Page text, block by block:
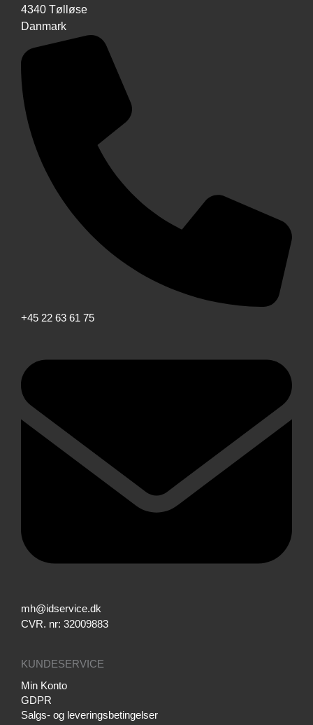
4340 Tølløse
Danmark
+45 22 63 61 75
mh@idservice.dk
CVR. nr: 32009883
KUNDESERVICE
Min Konto
GDPR
Salgs- og leveringsbetingelser